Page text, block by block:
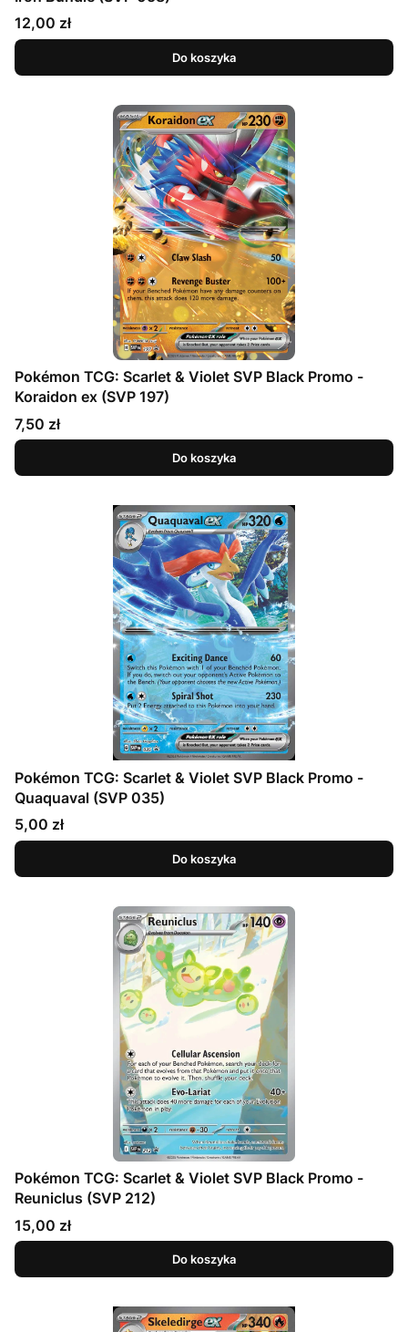
Cena
12,00 zł
Do koszyka
Pokémon TCG: Scarlet & Violet SVP Black Promo -
Koraidon ex (SVP 197)
Cena
7,50 zł
Do koszyka
Pokémon TCG: Scarlet & Violet SVP Black Promo -
Quaquaval (SVP 035)
Cena
5,00 zł
Do koszyka
Pokémon TCG: Scarlet & Violet SVP Black Promo -
Reuniclus (SVP 212)
Cena
15,00 zł
Do koszyka